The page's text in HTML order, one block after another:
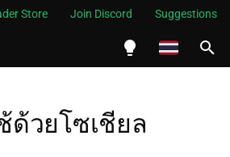
Store Join Discord Suggestions
Español
ด้วยโซเชียล